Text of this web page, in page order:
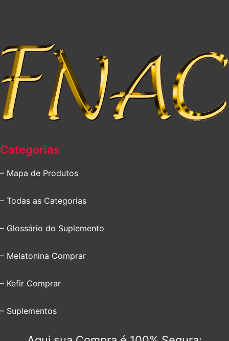
Categorias
– Mapa de Produtos
– Todas as Categorias
– Glossário do Suplemento
– Melatonina Comprar
– Kefir Comprar
– Suplementos